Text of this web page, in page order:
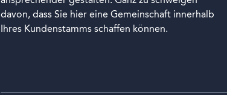
davon, dass Sie hier eine Gemeinschaft innerhalb
Ihres Kundenstamms schaffen können.